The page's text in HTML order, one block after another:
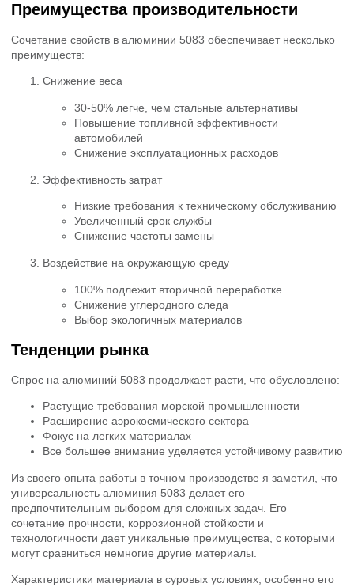
Преимущества производительности
Сочетание свойств в алюминии 5083 обеспечивает несколько
преимуществ:
Снижение веса
30-50% легче, чем стальные альтернативы
Повышение топливной эффективности
автомобилей
Снижение эксплуатационных расходов
Эффективность затрат
Низкие требования к техническому обслуживанию
Увеличенный срок службы
Снижение частоты замены
Воздействие на окружающую среду
100% подлежит вторичной переработке
Снижение углеродного следа
Выбор экологичных материалов
Тенденции рынка
Спрос на алюминий 5083 продолжает расти, что обусловлено:
Растущие требования морской промышленности
Расширение аэрокосмического сектора
Фокус на легких материалах
Все большее внимание уделяется устойчивому развитию
Из своего опыта работы в точном производстве я заметил, что
универсальность алюминия 5083 делает его
предпочтительным выбором для сложных задач. Его
сочетание прочности, коррозионной стойкости и
технологичности дает уникальные преимущества, с которыми
могут сравниться немногие другие материалы.
Характеристики материала в суровых условиях, особенно его